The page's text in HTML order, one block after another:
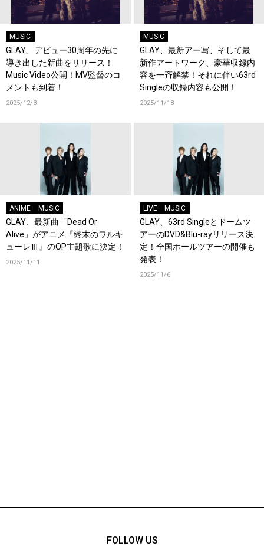
MUSIC
GLAY、デビュー30周年の先に
導き出した新曲をリリース！
Music Video公開！MV監督のコ
メントも到着！
2025/12/3
MUSIC
GLAY、最新アー写、そして最
新作アートワーク、豪華収録内
容を一斉解禁！それに伴い63rd
Singleの収録内容も公開！
2025/11/18
ANIME MUSIC
GLAY、最新曲「Dead Or
Alive」がアニメ『終末のワルキ
ューレⅢ』のOP主題歌に決定！
2025/11/11
LIVE MUSIC
GLAY、63rd Singleとドームツ
アーのDVD&Blu-rayリリース決
定！全国ホールツアーの開催も
発表！
2025/11/6
FOLLOW US